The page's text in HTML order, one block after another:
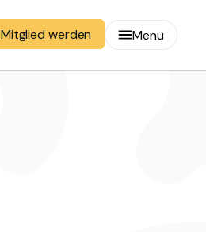
Mitglied werden Menü